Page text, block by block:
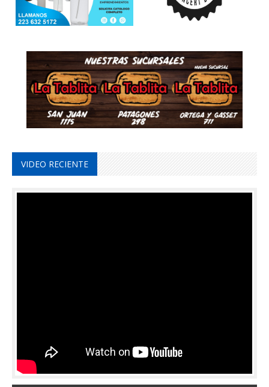
VIDEO RECIENTE